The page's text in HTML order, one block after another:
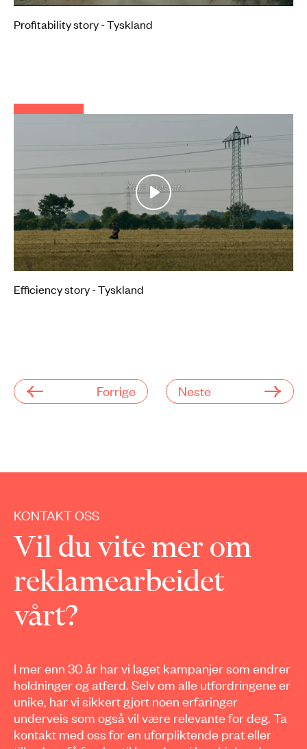
Mute Settings
Profitability story - Tyskland
Mute Settings
Play
Efficiency story - Tyskland
Forrige Neste
KONTAKT OSS
Vil du vite mer om
reklamearbeidet
vårt?
I mer enn 30 år har vi laget kampanjer som endrer
holdninger og atferd. Selv om alle utfordringene er
unike, har vi sikkert gjort noen erfaringer
underveis som også vil være relevante for deg. Ta
kontakt med oss for en uforpliktende prat eller